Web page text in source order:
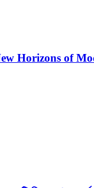
Horizons of